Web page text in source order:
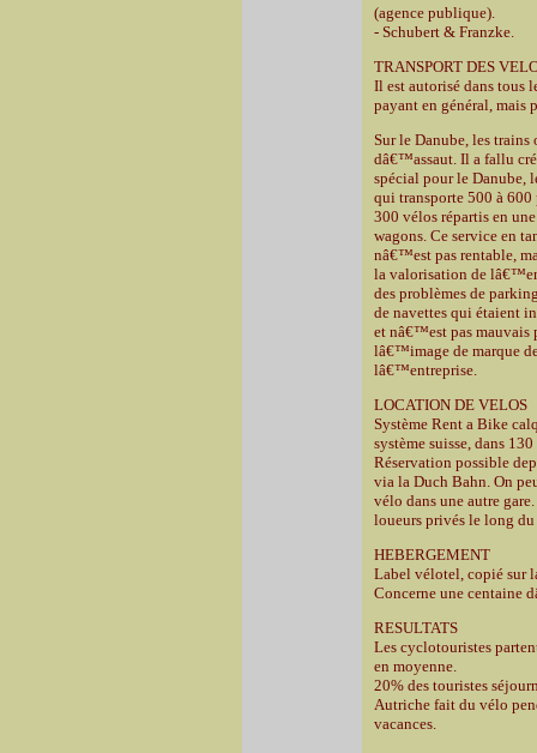
(agence publique).
- Schubert & Franzke.
TRANSPORT DES
Il est autorisé dans tous
payant en général, mais
Sur le Danube, les trains
dâ€™assaut. Il a fallu
spécial pour le Danube,
qui transporte 500 à 600
300 vélos répartis en
wagons. Ce service en
nâ€™est pas rentable,
la valorisation de
des problèmes de
de navettes qui étaient
et nâ€™est pas mauvais
lâ€™image de marque
lâ€™entreprise.
LOCATION DE VELOS
Système Rent a Bike
système suisse, dans 130
Réservation possible
via la Duch Bahn. On
vélo dans une autre
loueurs privés le long du
HEBERGEMENT
Label vélotel, copié sur
Concerne une centaine
RESULTATS
Les cyclotouristes
en moyenne.
20% des touristes
Autriche fait du vélo
vacances.